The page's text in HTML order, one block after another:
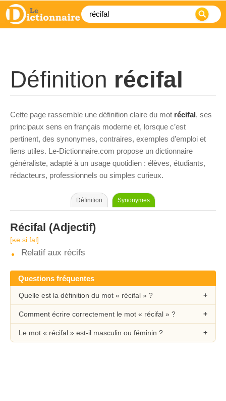
Définition récifal
Cette page rassemble une définition claire du mot récifal, ses
principaux sens en français moderne et, lorsque c’est
pertinent, des synonymes, contraires, exemples d’emploi et
liens utiles. Le-Dictionnaire.com propose un dictionnaire
généraliste, adapté à un usage quotidien : élèves, étudiants,
rédacteurs, professionnels ou simples curieux.
Définition Synonymes
Récifal (Adjectif)
[ʁe.si.fal]
Relatif aux récifs
Questions fréquentes
Quelle est la définition du mot « récifal » ?
Comment écrire correctement le mot « récifal » ?
Le mot « récifal » est-il masculin ou féminin ?